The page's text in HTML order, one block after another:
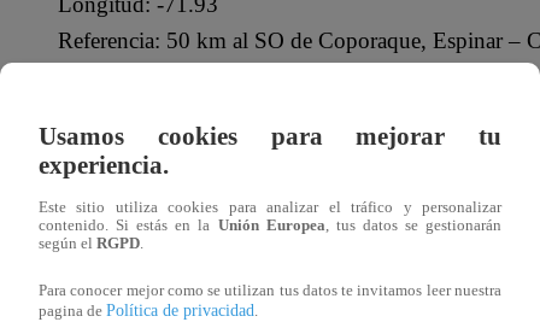
Referencia: 50 km al SO de Coporaque, Espinar –
Puedes hallar más información sobre los temblores
¿QUÉ ES EL IGP?
El Instituto Geofísico del Perú (IGP)es un Organismo
Usamos cookies para mejorar tu
experiencia.
Este sitio utiliza cookies para analizar el tráfico y personalizar
contenido. Si estás en la Unión Europea, tus datos se gestionarán
según el RGPD.
Para conocer mejor como se utilizan tus datos te invitamos leer nuestra
pagina de Política de privacidad.